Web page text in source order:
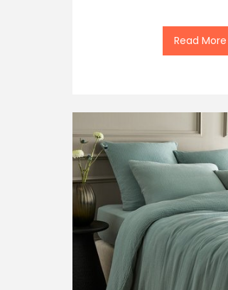
Read More